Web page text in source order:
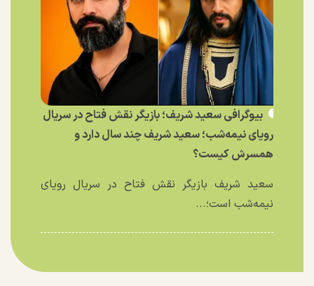
بیوگرافی سعید شریف؛ بازیگر نقش فتاح در سریال
رویای نیمه‌شب؛ سعید شریف چند سال دارد و
همسرش کیست؟
سعید شریف بازیگر نقش فتاح در سریال رویای
نیمه‌شب است؛...